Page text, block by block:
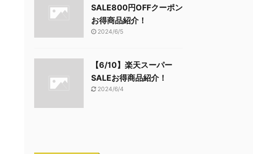
SALE800円OFFクーポン
お得商品紹介！
2024/6/5
【6/10】楽天スーパー
SALEお得商品紹介！
2024/6/4